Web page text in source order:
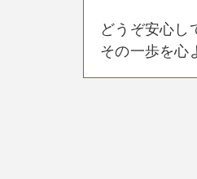
どうぞ安心し
その一歩を心